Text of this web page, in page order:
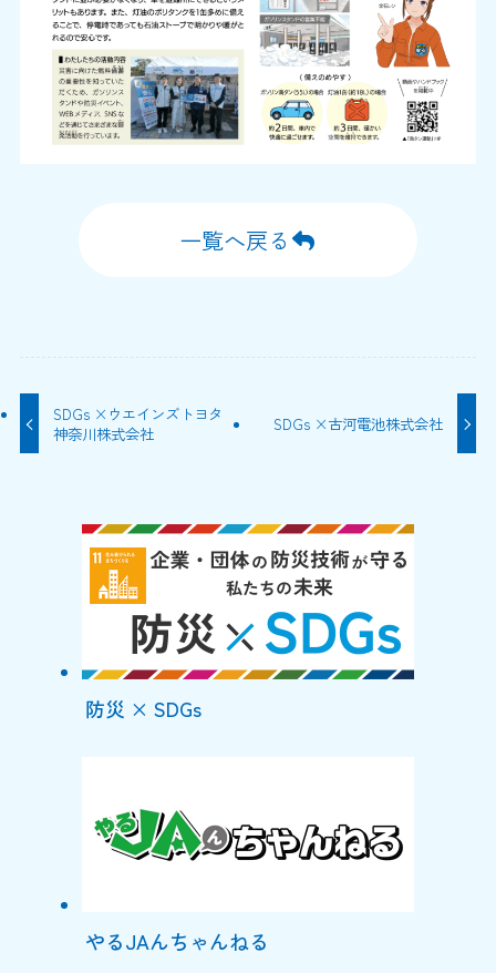
一覧へ戻る
SDGs ×ウエインズトヨタ
神奈川株式会社
SDGs ×古河電池株式会社
防災 × SDGs
やるJAんちゃんねる